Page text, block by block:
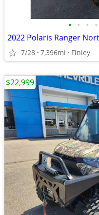
• • • •
2022 Polaris Ranger
7/28 7,396mi Finley
$22,999